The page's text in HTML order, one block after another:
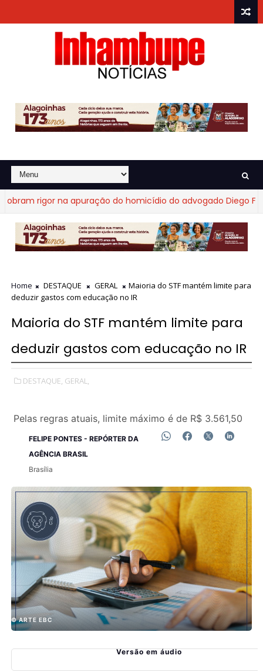
rigor na apuração do homicídio do advogado Diego Fraga
Home DESTAQUE GERAL
Maioria do STF mantém limite para
deduzir gastos com educação no IR
Maioria do STF mantém limite para
deduzir gastos com educação no IR
DESTAQUE, GERAL,
Pelas regras atuais, limite máximo é de R$ 3.561,50
FELIPE PONTES - REPÓRTER DA
AGÊNCIA BRASIL
Brasília
© ARTE EBC
Versão em áudio